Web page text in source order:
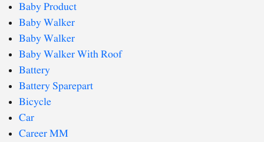
Baby Product
Baby Walker
Baby Walker
Baby Walker With Roof
Battery
Battery Sparepart
Bicycle
Car
Career MM